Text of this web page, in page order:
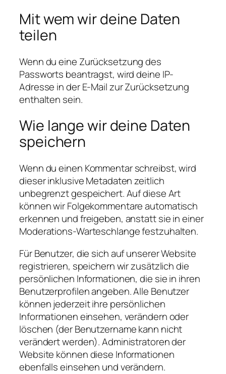
Mit wem wir deine Daten
teilen
Wenn du eine Zurücksetzung des
Passworts beantragst, wird deine IP-
Adresse in der E-Mail zur Zurücksetzung
enthalten sein.
Wie lange wir deine Daten
speichern
Wenn du einen Kommentar schreibst, wird
dieser inklusive Metadaten zeitlich
unbegrenzt gespeichert. Auf diese Art
können wir Folgekommentare automatisch
erkennen und freigeben, anstatt sie in einer
Moderations-Warteschlange festzuhalten.
Für Benutzer, die sich auf unserer Website
registrieren, speichern wir zusätzlich die
persönlichen Informationen, die sie in ihren
Benutzerprofilen angeben. Alle Benutzer
können jederzeit ihre persönlichen
Informationen einsehen, verändern oder
löschen (der Benutzername kann nicht
verändert werden). Administratoren der
Website können diese Informationen
ebenfalls einsehen und verändern.